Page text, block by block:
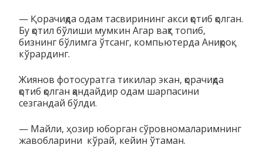
— Қорачиқда одам тасвирининг акси қотиб қолган.
Бу қотил бўлиши мумкин Агар вақт топиб,
бизнинг бўлимга ўтсанг, компьютерда Аниқроқ
кўрардинг.
Жиянов фотосуратга тикилар экан, қорачиқда
қотиб қолган қандайдир одам шарпасини
сезгандай бўлди.
— Майли, ҳозир юборган сўровномаларимнинг
жавобларини кўрай, кейин ўтаман.